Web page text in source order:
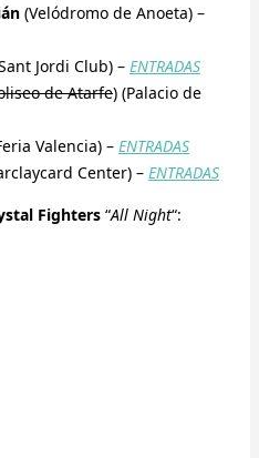
(Velódromo de Anoeta) –
Jordi Club) – ENTRADAS
de Atarfe) (Palacio de
Valencia) – ENTRADAS
Center) – ENTRADAS
Fighters “All Night“: